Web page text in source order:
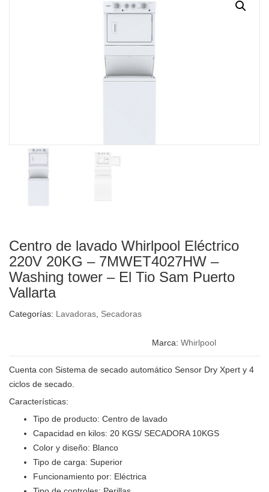
Centro de lavado Whirlpool Eléctrico
220V 20KG – 7MWET4027HW –
Washing tower – El Tio Sam Puerto
Vallarta
Categorías: Lavadoras Secadoras
Marca: Whirlpool
Cuenta con Sistema de secado automático Sensor Dry Xpert y 4
ciclos de secado.
Características:
Tipo de producto: Centro de lavado
Capacidad en kilos: 20 KGS/ SECADORA 10KGS
Color y diseño: Blanco
Tipo de carga: Superior
Funcionamiento por: Eléctrica